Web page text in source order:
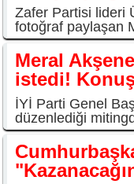
Zafer Partisi lideri
fotoğraf paylaşan
Meral
istedi!
İYİ Parti Genel
düzenlediği